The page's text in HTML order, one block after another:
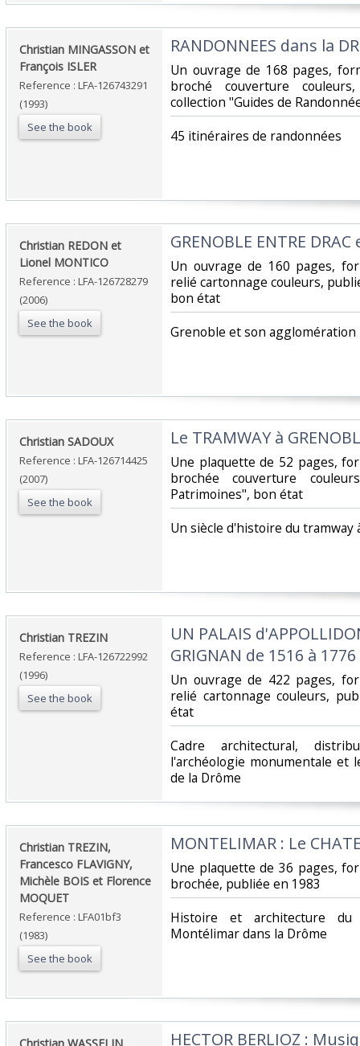
‎Christian MINGASSON et
François ISLER‎
Reference : LFA-126743291
(1993)
See the book
‎RANDONNEES dans la
‎Un ouvrage de 168 pages,
broché couverture
collection "Guides de
‎45 itinéraires de randonnées‎
‎Christian REDON et
Lionel MONTICO‎
Reference : LFA-126728279
(2006)
See the book
‎GRENOBLE ENTRE DRAC
‎Un ouvrage de 160 pages,
relié cartonnage couleurs,
bon état‎
‎Grenoble et son agglomération‎
‎Christian SADOUX‎
Reference : LFA-126714425
(2007)
See the book
‎Le TRAMWAY à
‎Une plaquette de 52 pages,
brochée couverture
Patrimoines", bon état‎
‎Un siècle d'histoire du tramway
‎Christian TREZIN‎
Reference : LFA-126722992
(1996)
See the book
‎UN PALAIS
GRIGNAN de 1516 à 1776‎
‎Un ouvrage de 422 pages,
relié cartonnage couleurs,
état‎
‎Cadre architectural,
l'archéologie monumentale et
de la Drôme‎
‎Christian TREZIN,
Francesco FLAVIGNY,
Michèle BOIS et Florence
MOQUET‎
Reference : LFA01bf3
(1983)
See the book
‎MONTELIMAR : Le
‎Une plaquette de 36 pages,
brochée, publiée en 1983‎
‎Histoire et architecture du
Montélimar dans la Drôme‎
‎HECTOR BERLIOZ :